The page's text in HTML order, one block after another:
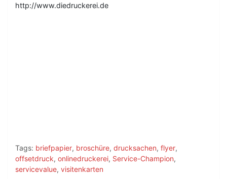
http://www.diedruckerei.de
Tags: briefpapier, broschüre, drucksachen, flyer,
offsetdruck, onlinedruckerei, Service-Champion,
servicevalue, visitenkarten